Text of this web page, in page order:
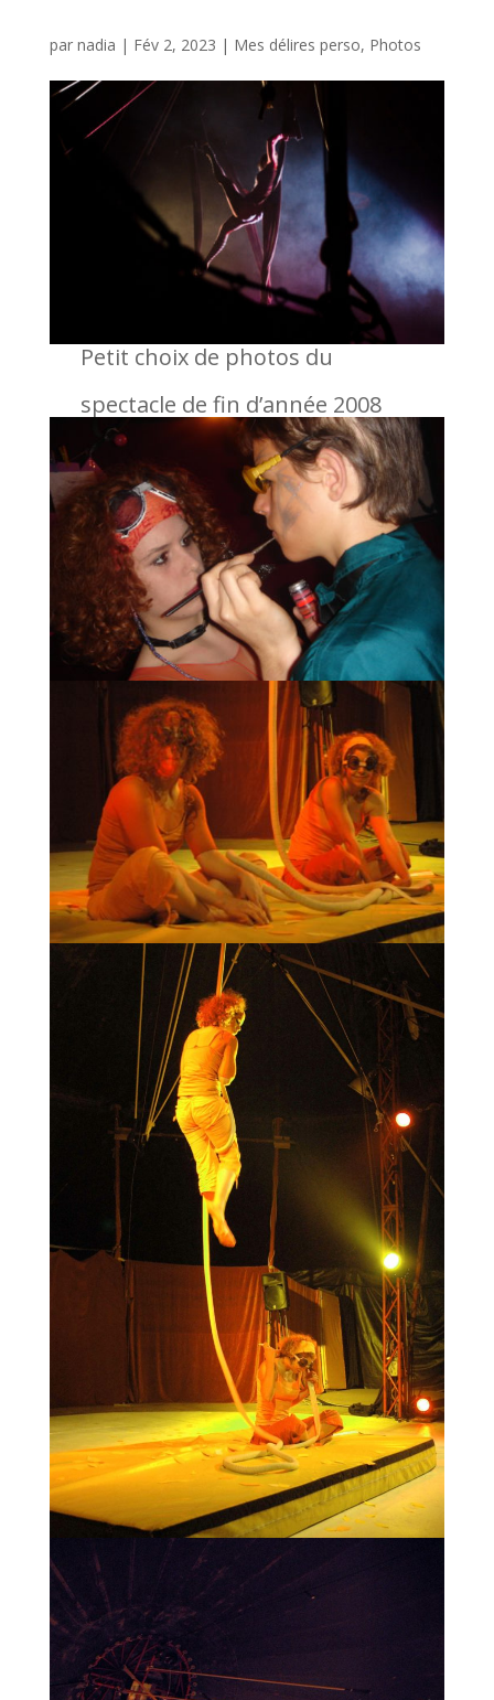
par nadia | Fév 2, 2023 | Mes délires perso, Photos
Petit choix de photos du
spectacle de fin d’année 2008